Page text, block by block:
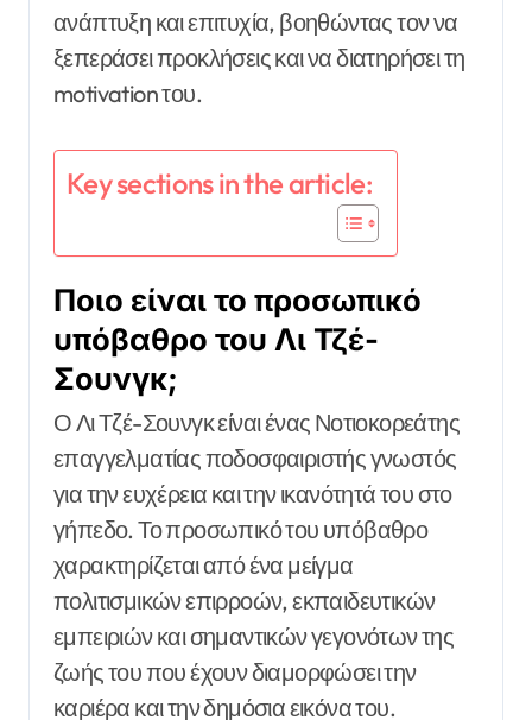
ανάπτυξη και επιτυχία, βοηθώντας τον να
ξεπεράσει προκλήσεις και να διατηρήσει τη
motivation του.
Key sections in the article:
Ποιο είναι το προσωπικό
υπόβαθρο του Λι Τζέ-
Σουνγκ;
Ο Λι Τζέ-Σουνγκ είναι ένας Νοτιοκορεάτης
επαγγελματίας ποδοσφαιριστής γνωστός
για την ευχέρεια και την ικανότητά του στο
γήπεδο. Το προσωπικό του υπόβαθρο
χαρακτηρίζεται από ένα μείγμα
πολιτισμικών επιρροών, εκπαιδευτικών
εμπειριών και σημαντικών γεγονότων της
ζωής του που έχουν διαμορφώσει την
καριέρα και την δημόσια εικόνα του.